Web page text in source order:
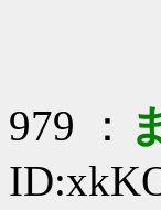
979 ：